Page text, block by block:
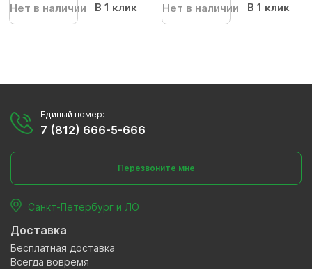
Нет в наличии В 1 клик Нет в наличии В 1 клик
Единый номер:
7 (812) 666-5-666
Перезвоните мне
Санкт-Петербург и ЛО
Доставка
Бесплатная доставка
Всегда вовремя